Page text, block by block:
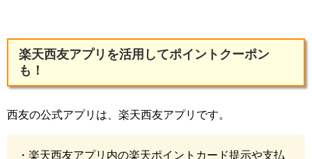
楽天西友アプリを活用してポイントクーポン
も！
西友の公式アプリは、楽天西友アプリです。
・楽天西友アプリ内の楽天ポイントカード提示や支払